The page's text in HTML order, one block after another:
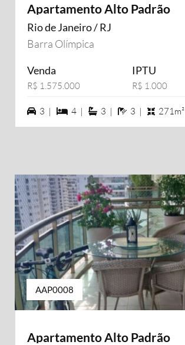
Apartamento Alto Padrão
Rio de Janeiro / RJ
Barra Olímpica
Venda
R$ 1.575.000
IPTU
R$ 1.000
3 vagas na garagem
3 | 4 dormiórios
4 | 3 suítes
3 | 3 banheiros
3 | 271m²
AAP0008
Apartamento Alto Padrão